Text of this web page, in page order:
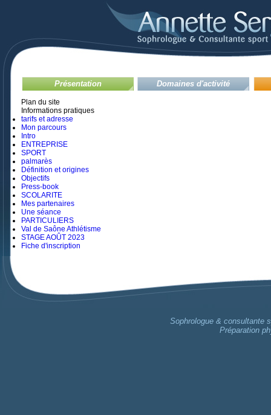
Présentation Domaines d'activité
Plan du site
Informations pratiques
tarifs et adresse
Mon parcours
Intro
ENTREPRISE
SPORT
palmarès
Définition et origines
Objectifs
Press-book
SCOLARITE
Mes partenaires
Une séance
PARTICULIERS
Val de Saône Athlétisme
STAGE AOÛT 2023
Fiche d'inscription
Sophrologue & consultante
Préparation